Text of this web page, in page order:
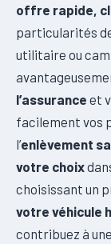
offre rapide,
particularités
utilitaire ou
l’assurance et
facilement vos
l’enlèvement
votre choix
choisissant un
votre véhicule
contribuez à